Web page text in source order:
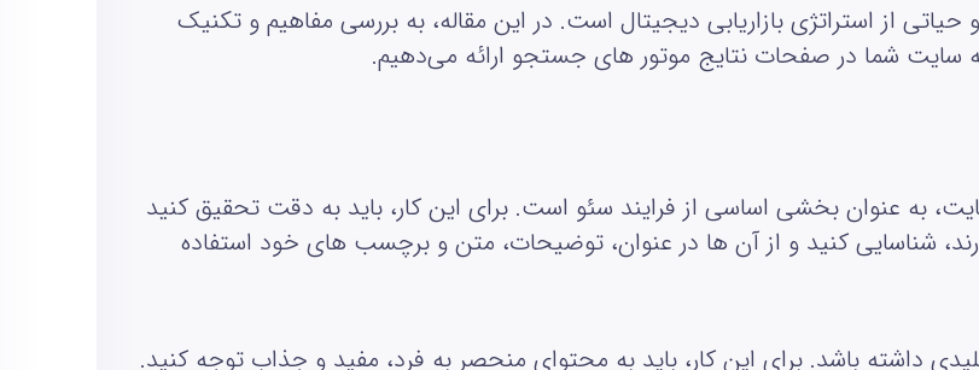
از استراتژی بازاریابی دیجیتال است. در این مقاله، به بررسی مفاهیم و تکنیک‌
سایت شما در صفحات نتایج موتور های جستجو ارائه می‌دهیم.
به عنوان بخشی اساسی از فرایند سئو است. برای این کار، باید به دقت تحقیق کنید
شناسایی کنید و از آن‌ ها در عنوان، توضیحات، متن و برچسب‌ های خود استفاده
داشته باشد. برای این کار، باید به محتوای منحصر به فرد، مفید و جذاب توجه کنید.